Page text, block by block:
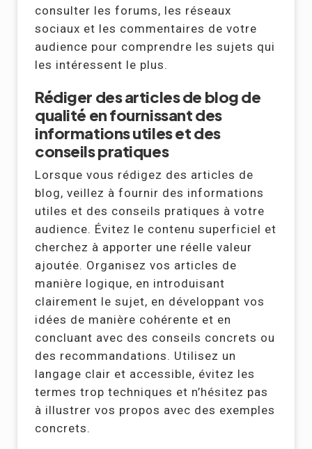
consulter les forums, les réseaux
sociaux et les commentaires de votre
audience pour comprendre les sujets qui
les intéressent le plus.
Rédiger des articles de blog de
qualité en fournissant des
informations utiles et des
conseils pratiques
Lorsque vous rédigez des articles de
blog, veillez à fournir des informations
utiles et des conseils pratiques à votre
audience. Évitez le contenu superficiel et
cherchez à apporter une réelle valeur
ajoutée. Organisez vos articles de
manière logique, en introduisant
clairement le sujet, en développant vos
idées de manière cohérente et en
concluant avec des conseils concrets ou
des recommandations. Utilisez un
langage clair et accessible, évitez les
termes trop techniques et n’hésitez pas
à illustrer vos propos avec des exemples
concrets.